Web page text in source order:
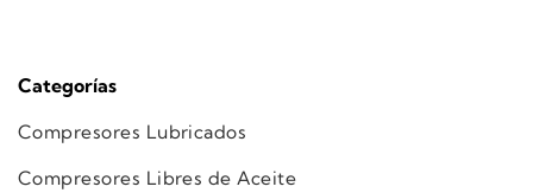
Categorías
Compresores Lubricados
Compresores Libres de Aceite